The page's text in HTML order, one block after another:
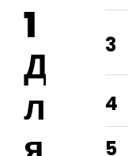
1
Д
л